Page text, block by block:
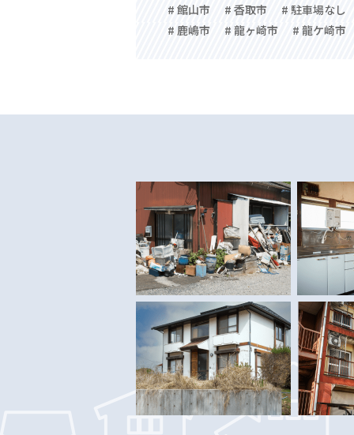
# 館山市
# 香取市 # 駐車場なし
# 鹿嶋市
# 龍ヶ崎市 # 龍ケ崎市